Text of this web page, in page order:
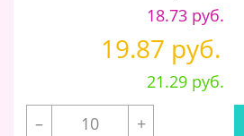
18.73 руб.
19.87 руб.
21.29 руб.
–
+